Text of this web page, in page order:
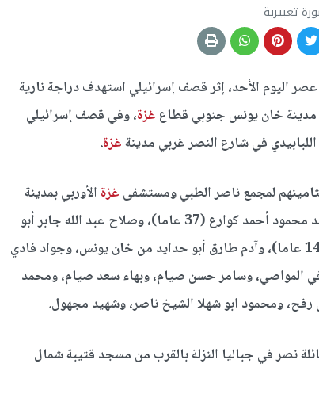
تعبيرية
اليوم الأحد، إثر قصف إسرائيلي استهدف دراجة نارية
خان يونس جنوبي قطاع غزة، وفي قصف إسرائيلي
في شارع النصر غربي مدينةغزة.
غزة الأوربي بمدينة
خان يونس منذ فجر اليوم وحتى اللحظه؛ وهم: محمد محمود أحمد كوارع (37 عاما)، وصلاح عبد الله جابر أبو
حدايد (17 عاما)، ويوسف محمود جهاد الهيمصي (14 عاما)، وآدم طارق أبو حدايد من خان يونس، وجواد فادي
المواصي، وسامر حسن صيام، وبهاء سعد صيام، ومحمد
رفح، ومحمود ابو شهلا الشيخ ناصر، وشهيد مجهول.
نصر في جباليا النزلة بالقرب من مسجد قتيبة شمال